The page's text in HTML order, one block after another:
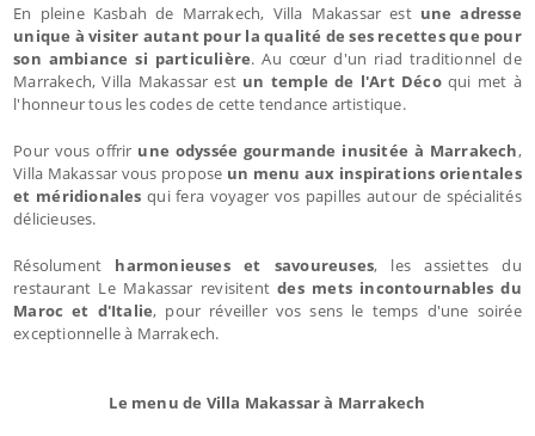
En pleine Kasbah de Marrakech, Villa Makassar est une adresse
unique à visiter autant pour la qualité de ses recettes que pour
son ambiance si particulière. Au cœur d'un riad traditionnel de
Marrakech, Villa Makassar estun temple de l'Art Décoqui met à
l'honneur tous les codes de cette tendance artistique.
Pour vous offrir une odyssée gourmande inusitée à Marrakech,
Villa Makassar vous propose un menu aux inspirations orientales
et méridionales qui fera voyager vos papilles autour de spécialités
délicieuses.
Résolument harmonieuses et savoureuses, les assiettes du
restaurant Le Makassar revisitentdes mets incontournables du
Maroc et d'Italie, pour réveiller vos sens le temps d'une soirée
exceptionnelle à Marrakech.
Le menu de Villa Makassar à Marrakech